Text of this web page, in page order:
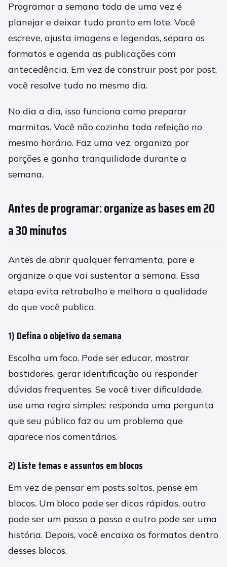
Programar a semana toda de uma vez é
planejar e deixar tudo pronto em lote. Você
escreve, ajusta imagens e legendas, separa os
formatos e agenda as publicações com
antecedência. Em vez de construir post por post,
você resolve tudo no mesmo dia.
No dia a dia, isso funciona como preparar
marmitas. Você não cozinha toda refeição no
mesmo horário. Faz uma vez, organiza por
porções e ganha tranquilidade durante a
semana.
Antes de programar: organize as bases em 20
a 30 minutos
Antes de abrir qualquer ferramenta, pare e
organize o que vai sustentar a semana. Essa
etapa evita retrabalho e melhora a qualidade
do que você publica.
1) Defina o objetivo da semana
Escolha um foco. Pode ser educar, mostrar
bastidores, gerar identificação ou responder
dúvidas frequentes. Se você tiver dificuldade,
use uma regra simples: responda uma pergunta
que seu público faz ou um problema que
aparece nos comentários.
2) Liste temas e assuntos em blocos
Em vez de pensar em posts soltos, pense em
blocos. Um bloco pode ser dicas rápidas, outro
pode ser um passo a passo e outro pode ser uma
história. Depois, você encaixa os formatos dentro
desses blocos.